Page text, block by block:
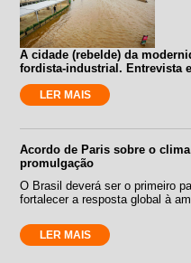
A cidade (rebelde) da
fordista-industrial. Entrevista
LER MAIS
Acordo de Paris sobre o
promulgação
O Brasil deverá ser o primeiro
fortalecer a resposta global à
LER MAIS